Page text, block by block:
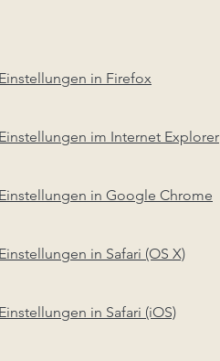
in Firefox
im Internet Explorer
in Google Chrome
in Safari (OS X)
in Safari (iOS)